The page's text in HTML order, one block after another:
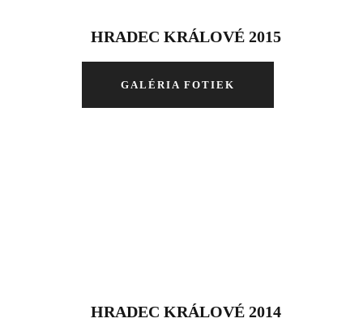
HRADEC KRÁLOVÉ 2015
GALÉRIA FOTIEK
HRADEC KRÁLOVÉ 2014